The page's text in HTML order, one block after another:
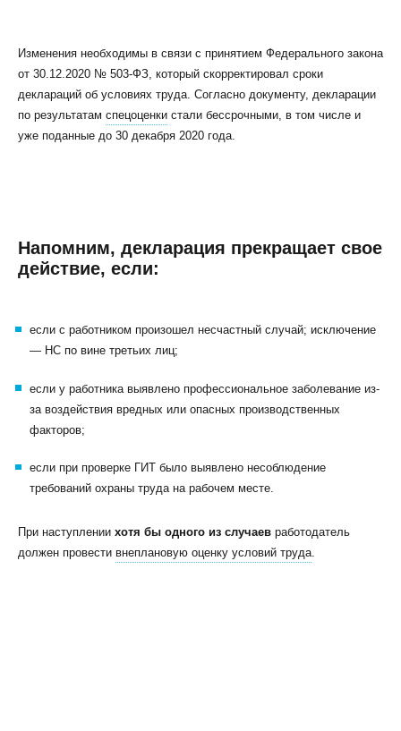
Изменения необходимы в связи с принятием Федерального закона
от 30.12.2020 № 503-ФЗ, который скорректировал сроки
деклараций об условиях труда. Согласно документу, декларации
по результатам спецоценки стали бессрочными, в том числе и
уже поданные до 30 декабря 2020 года.
Напомним, декларация прекращает свое
действие, если:
если с работником произошел несчастный случай; исключение
— НС по вине третьих лиц;
если у работника выявлено профессиональное заболевание из-
за воздействия вредных или опасных производственных
факторов;
если при проверке ГИТ было выявлено несоблюдение
требований охраны труда на рабочем месте.
При наступлении хотя бы одного из случаев работодатель
должен провести внеплановую оценку условий труда.